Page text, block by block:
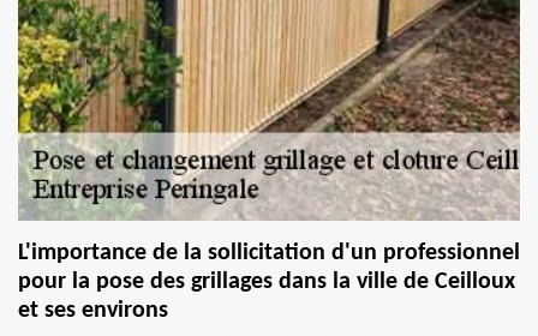
L'importance de la sollicitation d'un professionnel
pour la pose des grillages dans la ville de Ceilloux
et ses environs